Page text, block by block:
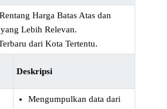
Harga Batas Atas dan
Lebih Relevan.
dari Kota Tertentu.
Deskripsi
Mengumpulkan data dari